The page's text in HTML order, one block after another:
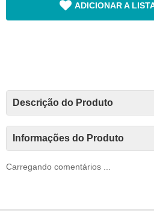
ADICIONAR A
Descrição do Produto
Informações do Produto
Carregando comentários ...